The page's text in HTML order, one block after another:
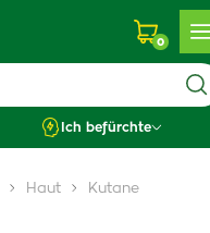
0
Ich befürchte
Haut
Kutane